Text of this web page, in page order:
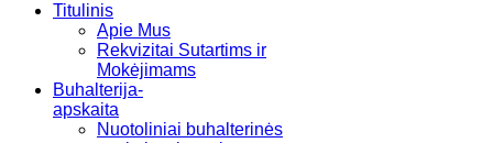
Titulinis
Apie Mus
Rekvizitai Sutartims ir
Mokėjimams
Buhalterija-
apskaita
Nuotoliniai buhalterinės